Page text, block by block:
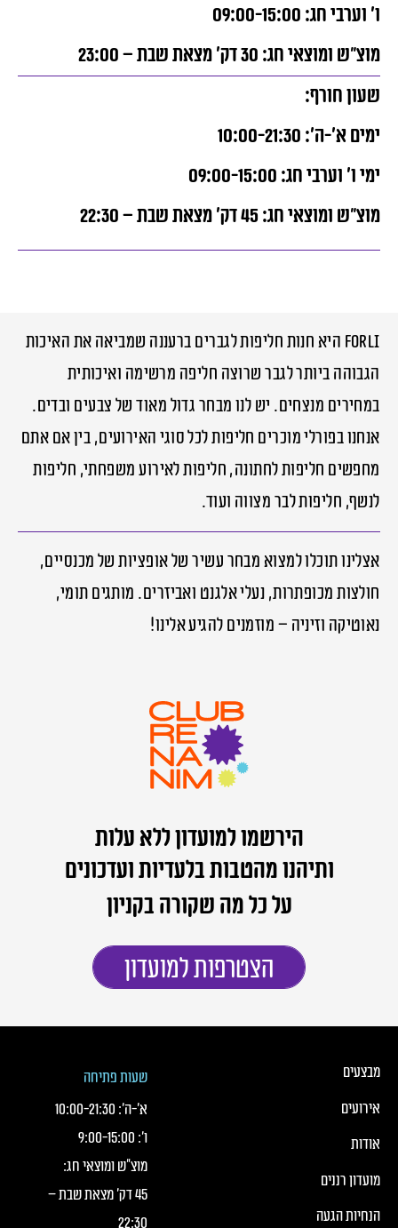
ו’ וערבי חג: 09:00-15:00
מוצ”ש ומוצאי חג: 30 דק’ מצאת שבת – 23:00
שעון חורף:
ימים א’-ה’: 10:00-21:30
ימי ו’ וערבי חג: 09:00-15:00
מוצ”ש ומוצאי חג: 45 דק’ מצאת שבת – 22:30
FORLI היא חנות חליפות לגברים ברעננה שמביאה את האיכות
הגבוהה ביותר לגבר שרוצה חליפה מרשימה ואיכותית
במחירים מנצחים. יש לנו מבחר גדול מאוד של צבעים ובדים.
אנחנו בפורלי מוכרים חליפות לכל סוגי האירועים, בין אם אתם
מחפשים חליפות לחתונה, חליפות לאירוע משפחתי, חליפות
לנשף, חליפות לבר מצווה ועוד.
אצלינו תוכלו למצוא מבחר עשיר של אופציות של מכנסיים,
חולצות מכופתרות, נעלי אלגנט ואביזרים. מותגים תומי,
נאוטיקה וזיניה – מוזמנים להגיע אלינו!
הירשמו למועדון ללא עלות
ותיהנו מהטבות בלעדיות ועדכונים
על כל מה שקורה בקניון
הצטרפות למועדון
כותרת תחתונה של העמוד
כותרת תחונה של העמוד עם קישורי תפריט
מבצעים
אירועים
אודות
מועדון רננים
הנחיות הגעה
שעות פתיחה
א׳-ה׳:
10:00-21:30
ו׳:
9:00-15:00
מוצ"ש ומוצאי חג:
45 דק' מצאת שבת –
22:30